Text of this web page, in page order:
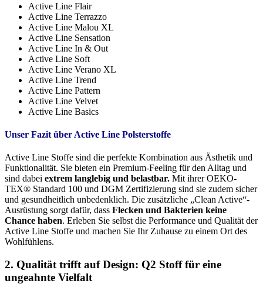
Active Line Flair
Active Line Terrazzo
Active Line Malou XL
Active Line Sensation
Active Line In & Out
Active Line Soft
Active Line Verano XL
Active Line Trend
Active Line Pattern
Active Line Velvet
Active Line Basics
Unser Fazit über Active Line Polsterstoffe
Active Line Stoffe sind die perfekte Kombination aus Ästhetik und
Funktionalität. Sie bieten ein Premium-Feeling für den Alltag und
sind dabei extrem langlebig und belastbar. Mit ihrer OEKO-
TEX® Standard 100 und DGM Zertifizierung sind sie zudem sicher
und gesundheitlich unbedenklich. Die zusätzliche „Clean Active“-
Ausrüstung sorgt dafür, dass Flecken und Bakterien keine
Chance haben. Erleben Sie selbst die Performance und Qualität der
Active Line Stoffe und machen Sie Ihr Zuhause zu einem Ort des
Wohlfühlens.
2. Qualität trifft auf Design: Q2 Stoff für eine
ungeahnte Vielfalt